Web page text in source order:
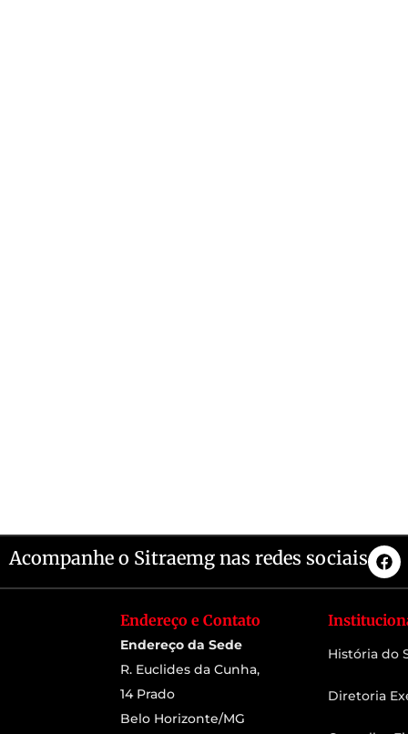
Acompanhe o Sitraemg nas redes sociais
Endereço e Contato
Endereço da Sede
R. Euclides da Cunha,
14 Prado
Belo Horizonte/MG
História do
Diretoria